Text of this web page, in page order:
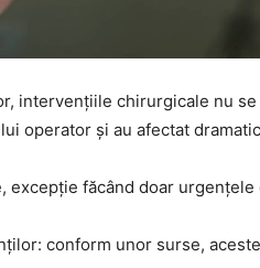
intervenţiile chirurgicale nu
operator și au afectat
făcând doar
conform unor surse,